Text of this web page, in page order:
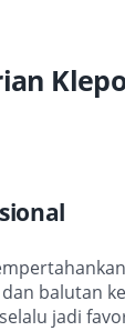
balutan
jadi